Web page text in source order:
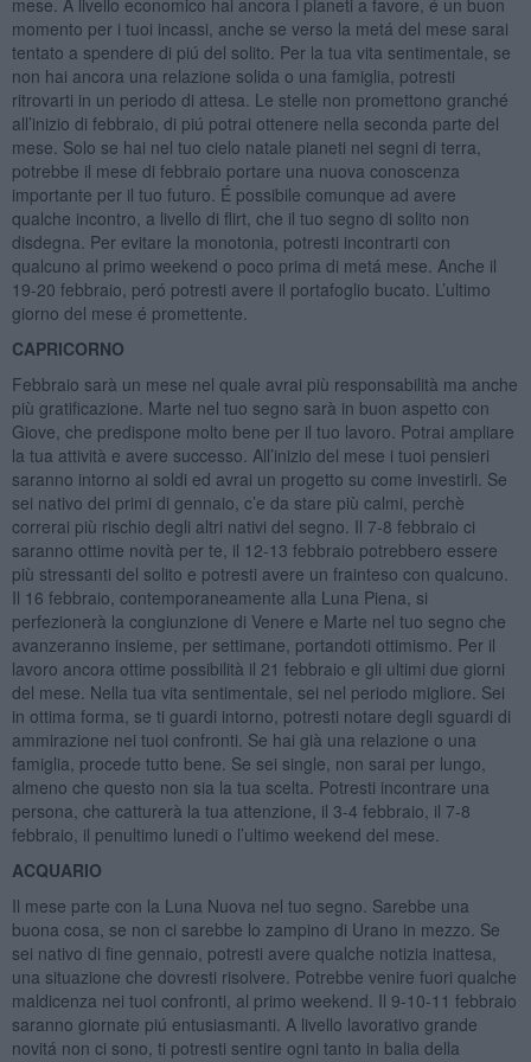
mese. A livello economico hai ancora i pianeti a favore, é un buon
momento per i tuoi incassi, anche se verso la metá del mese sarai
tentato a spendere di piú del solito. Per la tua vita sentimentale, se
non hai ancora una relazione solida o una famiglia, potresti
ritrovarti in un periodo di attesa. Le stelle non promettono granché
all’inizio di febbraio, di piú potrai ottenere nella seconda parte del
mese. Solo se hai nel tuo cielo natale pianeti nei segni di terra,
potrebbe il mese di febbraio portare una nuova conoscenza
importante per il tuo futuro. É possibile comunque ad avere
qualche incontro, a livello di flirt, che il tuo segno di solito non
disdegna. Per evitare la monotonia, potresti incontrarti con
qualcuno al primo weekend o poco prima di metá mese. Anche il
19-20 febbraio, peró potresti avere il portafoglio bucato. L’ultimo
giorno del mese é promettente.
CAPRICORNO
Febbraio sarà un mese nel quale avrai più responsabilità ma anche
più gratificazione. Marte nel tuo segno sarà in buon aspetto con
Giove, che predispone molto bene per il tuo lavoro. Potrai ampliare
la tua attività e avere successo. All’inizio del mese i tuoi pensieri
saranno intorno ai soldi ed avrai un progetto su come investirli. Se
sei nativo dei primi di gennaio, c’e da stare più calmi, perchè
correrai più rischio degli altri nativi del segno. Il 7-8 febbraio ci
saranno ottime novità per te, il 12-13 febbraio potrebbero essere
più stressanti del solito e potresti avere un frainteso con qualcuno.
Il 16 febbraio, contemporaneamente alla Luna Piena, si
perfezionerà la congiunzione di Venere e Marte nel tuo segno che
avanzeranno insieme, per settimane, portandoti ottimismo. Per il
lavoro ancora ottime possibilità il 21 febbraio e gli ultimi due giorni
del mese. Nella tua vita sentimentale, sei nel periodo migliore. Sei
in ottima forma, se ti guardi intorno, potresti notare degli sguardi di
ammirazione nei tuoi confronti. Se hai già una relazione o una
famiglia, procede tutto bene. Se sei single, non sarai per lungo,
almeno che questo non sia la tua scelta. Potresti incontrare una
persona, che catturerà la tua attenzione, il 3-4 febbraio, il 7-8
febbraio, il penultimo lunedi o l’ultimo weekend del mese.
ACQUARIO
Il mese parte con la Luna Nuova nel tuo segno. Sarebbe una
buona cosa, se non ci sarebbe lo zampino di Urano in mezzo. Se
sei nativo di fine gennaio, potresti avere qualche notizia inattesa,
una situazione che dovresti risolvere. Potrebbe venire fuori qualche
maldicenza nei tuoi confronti, al primo weekend. Il 9-10-11 febbraio
saranno giornate piú entusiasmanti. A livello lavorativo grande
novitá non ci sono, ti potresti sentire ogni tanto in balia della